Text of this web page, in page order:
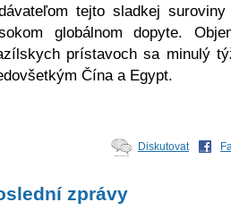
tejto sladkej
globálnom dopyte.
prístavoch sa minulý
Čína a Egypt.
Diskutovat
zprávy